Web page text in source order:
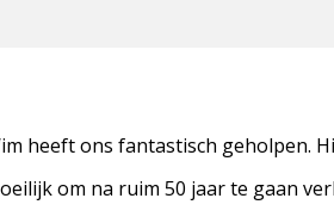
heeft ons fantastisch geholpen.
om na ruim 50 jaar te gaan